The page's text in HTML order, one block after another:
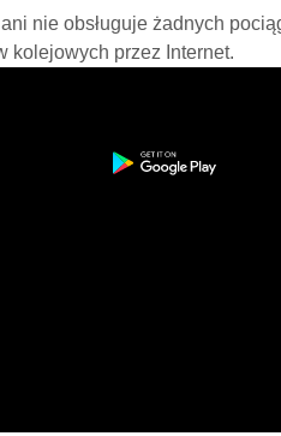
nie obsługuje żadnych
kolejowych przez Internet.